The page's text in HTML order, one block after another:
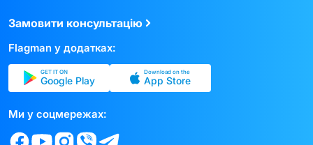
Замовити консультацію
Flagman у додатках:
GET IT ON
Google Play
Download on the
App Store
Ми у соцмережах: